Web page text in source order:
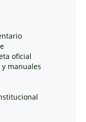
oficial
manuales